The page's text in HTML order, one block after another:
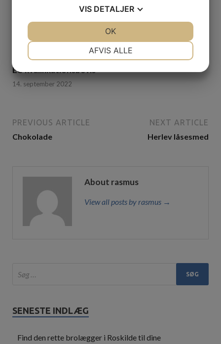
EU kvalifikationsbevis
14. september 2022
PREVIOUS ARTICLE
Chokolade
NEXT ARTICLE
Herlev låsesmed
About rasmus
View all posts by rasmus →
SENESTE INDLÆG
Find den rette brolægger i Roskilde til dine
VIS DETALJER
MARKETING
AFVIS ALLE
OK